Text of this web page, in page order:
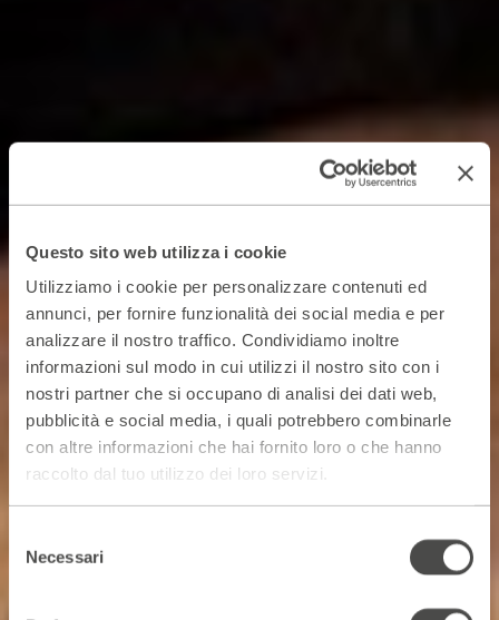
Questo sito web utilizza i cookie
Utilizziamo i cookie per personalizzare contenuti ed
annunci, per fornire funzionalità dei social media e per
analizzare il nostro traffico. Condividiamo inoltre
informazioni sul modo in cui utilizzi il nostro sito con i
nostri partner che si occupano di analisi dei dati web,
pubblicità e social media, i quali potrebbero combinarle
con altre informazioni che hai fornito loro o che hanno
raccolto dal tuo utilizzo dei loro servizi.
delNecessari